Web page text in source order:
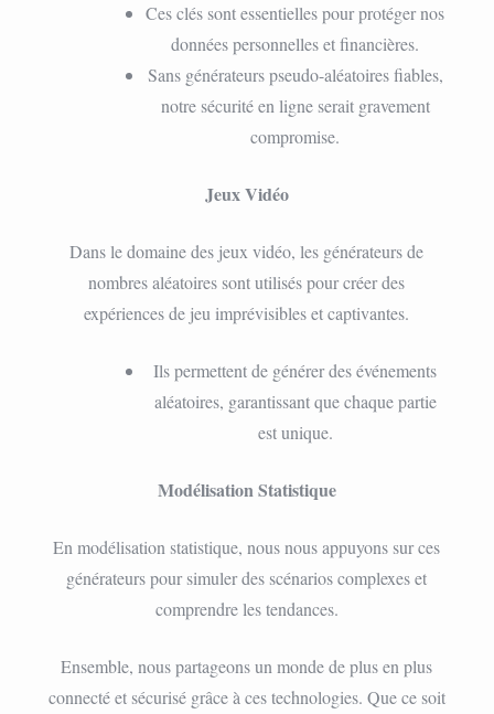
Ces clés sont essentielles pour protéger nos
données personnelles et financières.
Sans générateurs pseudo-aléatoires fiables,
notre sécurité en ligne serait gravement
compromise.
Jeux Vidéo
Dans le domaine des jeux vidéo, les générateurs de
nombres aléatoires sont utilisés pour créer des
expériences de jeu imprévisibles et captivantes.
Ils permettent de générer des événements
aléatoires, garantissant que chaque partie
est unique.
Modélisation Statistique
En modélisation statistique, nous nous appuyons sur ces
générateurs pour simuler des scénarios complexes et
comprendre les tendances.
Ensemble, nous partageons un monde de plus en plus
connecté et sécurisé grâce à ces technologies. Que ce soit